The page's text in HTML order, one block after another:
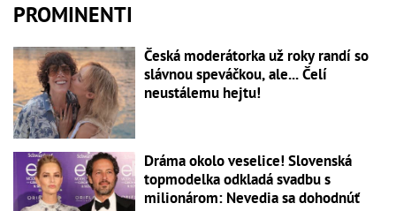
PROMINENTI
Česká moderátorka už roky randí so
slávnou speváčkou, ale... Čelí
neustálemu hejtu!
Dráma okolo veselice! Slovenská
topmodelka odkladá svadbu s
milionárom: Nevedia sa dohodnúť